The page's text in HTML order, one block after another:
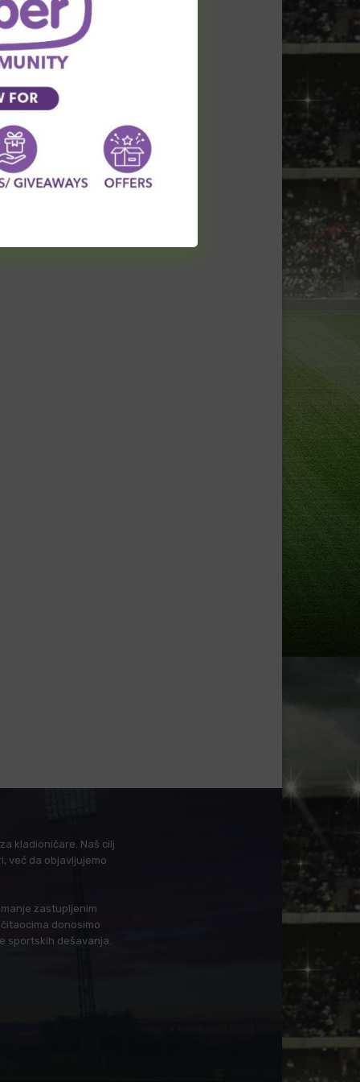
kladioničare. Naš cilj
već da objavljujemo
zastupljenim
donosimo
sportskih dešavanja.